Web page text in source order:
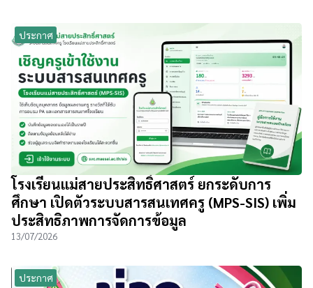
ประกาศ
โรงเรียนแม่สายประสิทธิ์ศาสตร์ ยกระดับการ
ศึกษา เปิดตัวระบบสารสนเทศครู (MPS-SIS) เพิ่ม
ประสิทธิภาพการจัดการข้อมูล
13/07/2026
ประกาศ